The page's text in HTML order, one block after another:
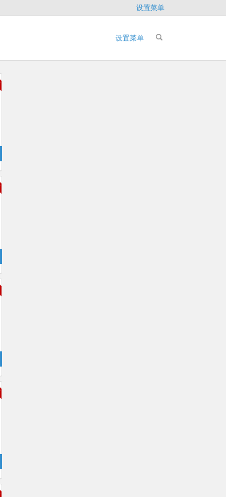
设置菜单
设置菜单